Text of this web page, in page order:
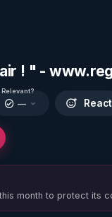
! " -
Relevant?
— React
month to protect its